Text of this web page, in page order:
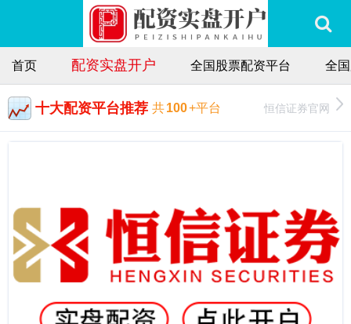
首页 配资实盘开户 全国股票配资平台 全
十大配资平台推荐 共100+平台 恒信证券官网